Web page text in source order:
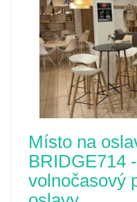
Místo na
BRIDGE714
volnočasový